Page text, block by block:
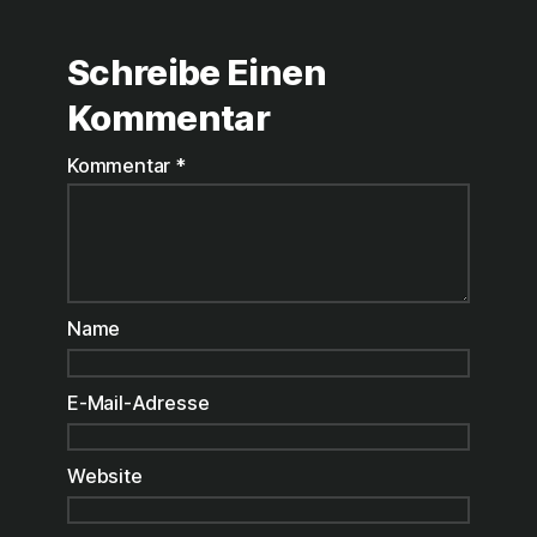
Schreibe Einen
Kommentar
Kommentar *
Name
E-Mail-Adresse
Website